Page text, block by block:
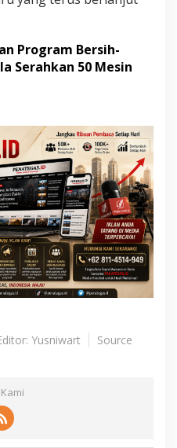
Program Bersih-
Serahkan 50 Mesin
Yusniwart
Source